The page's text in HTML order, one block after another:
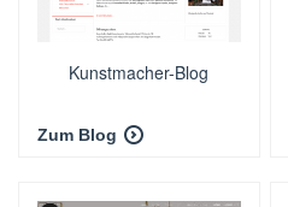
Kunstmacher-Blog
Zum Blog